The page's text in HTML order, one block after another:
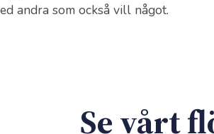
andra som också vill något.
Se vårt